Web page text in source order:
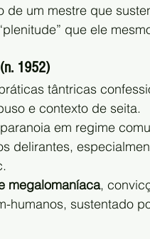
de um mestre que
que ele
1952)
tântricas
e contexto de seita.
em regime
delirantes,
megalomaníaca,
humanos, sustentado